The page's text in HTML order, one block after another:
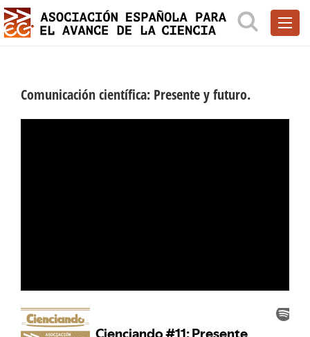
Comunicación científica: Presente y futuro.